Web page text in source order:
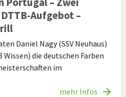
Aufgebot –
Daniel Nagy (SSV Neuhaus)
die deutschen Farben
im
mehr Infos